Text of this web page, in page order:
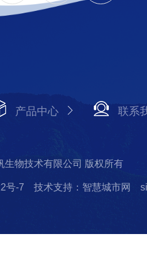
产品中心 联系
物技术有限公司 版权所有
号-7 技术支持：智慧城市网